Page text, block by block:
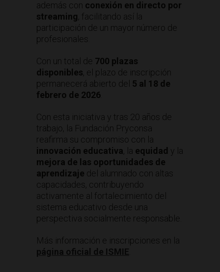
además con conexión en directo por
streaming, facilitando así la
participación de un mayor número de
profesionales.
Con un total de 700 plazas
disponibles, el plazo de inscripción
permanecerá abierto del 5 al 18 de
febrero de 2026
Con esta iniciativa y tras 20 años de
trabajo, la Fundación Pryconsa
reafirma su compromiso con la
innovación educativa, la equidad y la
mejora de las oportunidades de
aprendizaje del alumnado con altas
capacidades, contribuyendo
activamente al fortalecimiento del
sistema educativo desde una
perspectiva socialmente responsable.
Más información e inscripciones en la
página oficial de ISMIE